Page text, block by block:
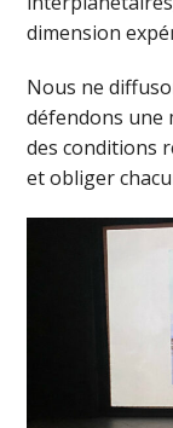
dimension
Nous ne
défendons une
des conditions
et obliger